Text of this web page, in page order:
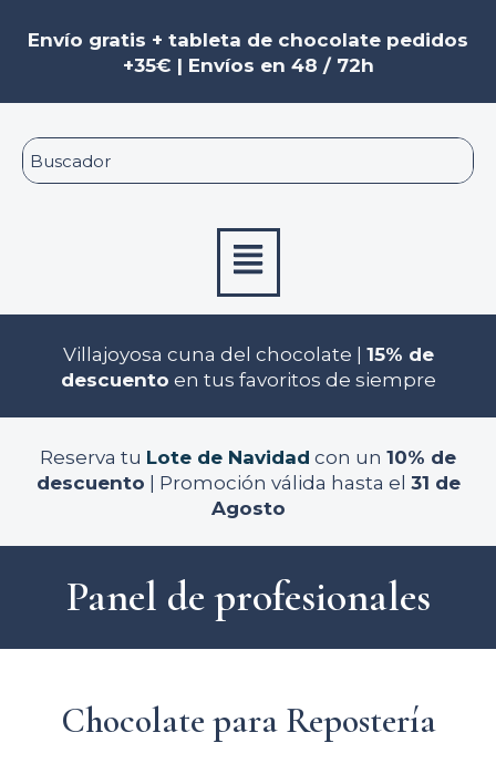
Envío gratis + tableta de chocolate pedidos
+35€ | Envíos en 48 / 72h
Menú
Villajoyosa cuna del chocolate | 15% de
descuento en tus favoritos de siempre
Reserva tu Lote de Navidad con un 10% de
descuento | Promoción válida hasta el 31 de
Agosto
Panel de profesionales
Chocolate para Repostería